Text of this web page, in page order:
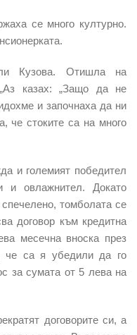
се много културно.
Кузова. Отишла на
казах: „Защо да не
и започнаха да ни
че стоките са на много
и големият победител
овлажнител. Докато
томболата се
договор към кредитна
месечна вноска през
че са я убедили да го
за сумата от 5 лева на
договорите си, а